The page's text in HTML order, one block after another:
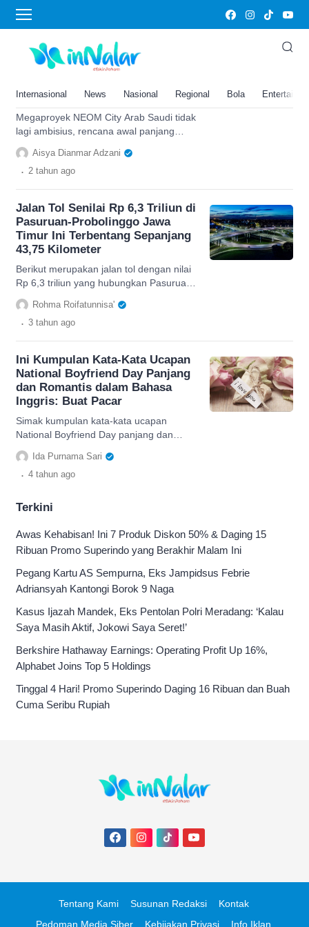
Internasional News Nasional Regional Bola
Panjang
Megaproyek Kota NEOM Arab
Saudi Rp24 Kuadriliun Berakhir
Makin Menciut
Megaproyek NEOM City Arab Saudi tidak
lagi ambisius, rencana awal panjang
Kota the Line berakhir menciut sebab
kendala ini.
Aisya Dianmar Adzani
. 2 tahun ago
Jalan Tol Senilai Rp 6,3 Triliun di
Pasuruan-Probolinggo Jawa
Timur Ini Terbentang Sepanjang
43,75 Kilometer
Berikut merupakan jalan tol dengan nilai
Rp 6,3 triliun yang hubungkan Pasuruan-
Probolinggo di Provinsi Jawa Timur. Ini
uraian panjangnya
Rohma Roifatunnisa'
. 3 tahun ago
Ini Kumpulan Kata-Kata Ucapan
National Boyfriend Day Panjang
dan Romantis dalam Bahasa
Inggris: Buat Pacar
Simak kumpulan kata-kata ucapan
National Boyfriend Day panjang dan
romantis dalam Bahasa Inggris. Bikin
pacar jadi tambah cinta. Baca yuk.
Ida Purnama Sari
. 4 tahun ago
Terkini
Awas Kehabisan! Ini 7 Produk Diskon 50% & Daging 15
Ribuan Promo Superindo yang Berakhir Malam Ini
Pegang Kartu AS Sempurna, Eks Jampidsus Febrie
Adriansyah Kantongi Borok 9 Naga
Kasus Ijazah Mandek, Eks Pentolan Polri Meradang: ‘Kalau
Saya Masih Aktif, Jokowi Saya Seret!’
Berkshire Hathaway Earnings: Operating Profit Up 16%,
Alphabet Joins Top 5 Holdings
Tinggal 4 Hari! Promo Superindo Daging 16 Ribuan dan Buah
Cuma Seribu Rupiah
Tentang Kami Susunan Redaksi
Kontak
Pedoman Media Siber
Kebijakan Privasi Info Iklan